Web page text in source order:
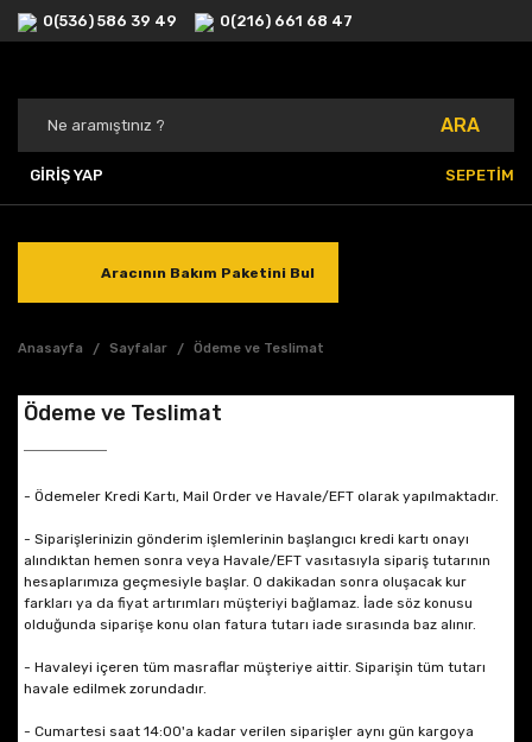
0(536) 586 39 49 0(216) 661 68 47
ARA
GİRİŞ YAP SEPETİM
Aracının Bakım Paketini Bul
Anasayfa Sayfalar Ödeme ve Teslimat
Ödeme ve Teslimat
- Ödemeler Kredi Kartı, Mail Order ve Havale/EFT olarak yapılmaktadır.
- Siparişlerinizin gönderim işlemlerinin başlangıcı kredi kartı onayı
alındıktan hemen sonra veya Havale/EFT vasıtasıyla sipariş tutarının
hesaplarımıza geçmesiyle başlar. O dakikadan sonra oluşacak kur
farkları ya da fiyat artırımları müşteriyi bağlamaz. İade söz konusu
olduğunda siparişe konu olan fatura tutarı iade sırasında baz alınır.
- Havaleyi içeren tüm masraflar müşteriye aittir. Siparişin tüm tutarı
havale edilmek zorundadır.
- Cumartesi saat 14:00'a kadar verilen siparişler aynı gün kargoya